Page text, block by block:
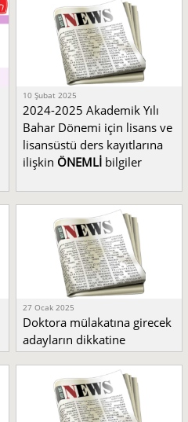
10 Şubat 2025
2024-2025 Akademik Yılı
Bahar Dönemi için lisans ve
lisansüstü ders kayıtlarına
ilişkin ÖNEMLİ bilgiler
27 Ocak 2025
Doktora mülakatına girecek
adayların dikkatine